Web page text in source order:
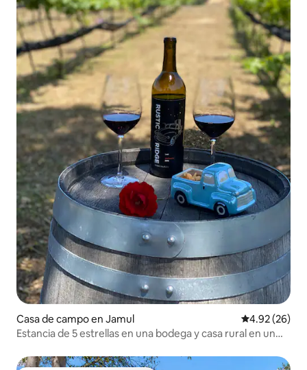
Casa de campo en Jamul Calificación
4.92 (26)
Estancia de 5 estrellas en una bodega y casa rural en un